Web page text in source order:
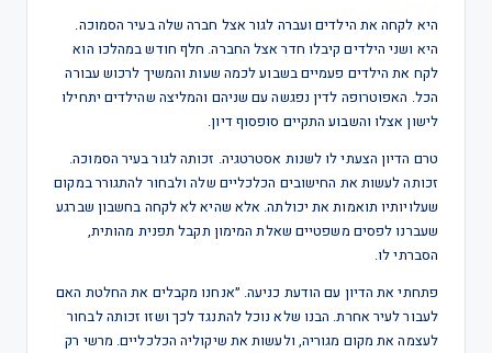
היא לקחה את הילדים ועברה לגור אצל חברה שלה בעיר הסמוכה.
היא ושני הילדים קיבלו חדר אצל החברה. חלף חודש במהלכו הוא
לקח את הילדים פעמיים בשבוע לכמה שעות והמשיך לרכוש עבורה
הכל. האפוטרופה לדין נפגשה עם שניהם והמליצה שהילדים יתחילו
לישון אצלו והשבוע התקיים סופסוף דיון.
טרם הדיון הצעתי לו לשנות אסטרטגיה. זכותה לגור בעיר הסמוכה.
זכותה לעשות את החישובים הכלכליים שלה ולבחור להתגורר במקום
שעלויותיו תואמות את יכולתה. אלא שהיא לא לקחה בחשבון שברגע
שעברנו לפסים משפטיים שאלת המימון תקבל תפנית מהותית,
הסברתי לו.
פתחתי את הדיון עם הודעת כניעה. ״אנחנו מקבלים את החלטת האם
לעבור לעיר אחרת. הבנו שלא נוכל להתנגד לכך ושזו זכותה לבחור
לעצמה את מקום מגוריה, ולעשות את שיקוליה הכלכליים. מרשי רק